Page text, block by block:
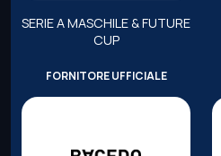
SERIE A MASCHILE & FUTURE
CUP
FORNITORE UFFICIALE